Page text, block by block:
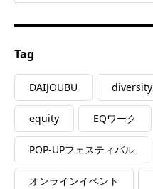
Tag
DAIJOUBU diversity
equity EQワーク
POP-UPフェスティバル
オンラインイベント